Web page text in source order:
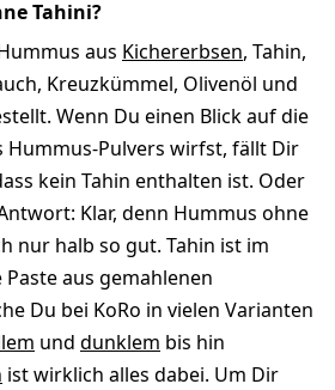
Tahini?
aus Kichererbsen, Tahin,
Kreuzkümmel, Olivenöl und
Wenn Du einen Blick auf die
Hummus-Pulvers wirfst, fällt Dir
kein Tahin enthalten ist. Oder
Klar, denn Hummus ohne
nur halb so gut. Tahin ist im
aus gemahlenen
Du bei KoRo in vielen Varianten
und dunklem bis hin
ist wirklich alles dabei. Um Dir